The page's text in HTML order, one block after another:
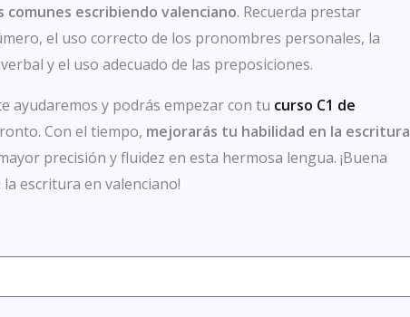
escribiendo valenciano. Recuerda prestar
el uso correcto de los pronombres personales, la
y el uso adecuado de las preposiciones.
ayudaremos y podrás empezar con tu curso C1 de
Con el tiempo, mejorarás tu habilidad en la escritura
precisión y fluidez en esta hermosa lengua. ¡Buena
escritura en valenciano!